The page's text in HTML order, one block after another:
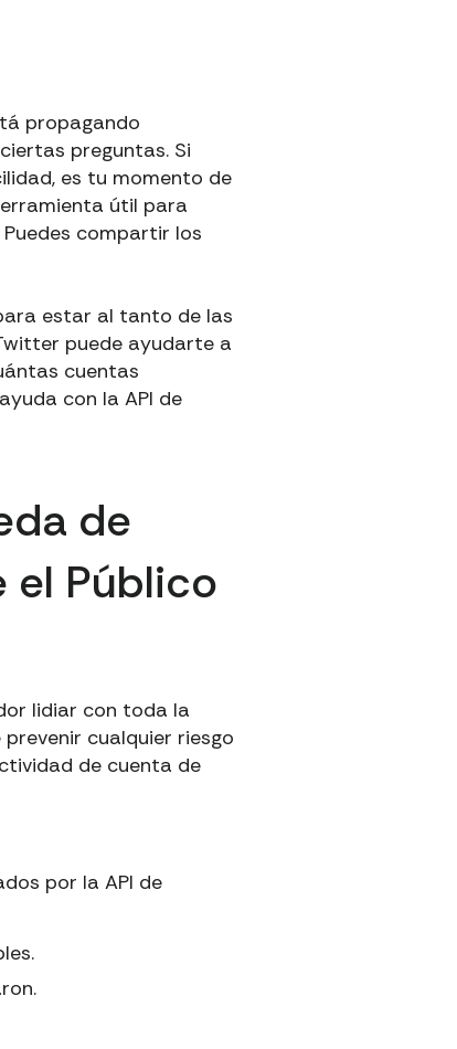
propagando
preguntas. Si
es tu momento de
útil para
compartir los
estar al tanto de las
puede ayudarte a
cuentas
con la API de
de
el Público
lidiar con toda la
cualquier riesgo
de cuenta de
por la API de